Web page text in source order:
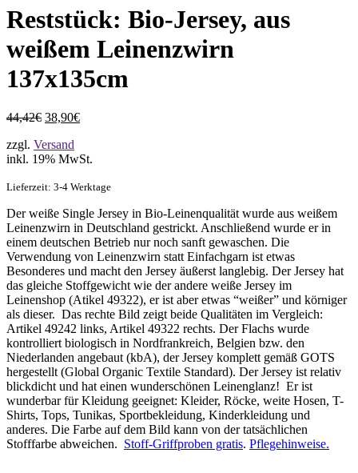
Reststück: Bio-Jersey, aus
weißem Leinenzwirn
137x135cm
44,42€ 38,90€
zzgl. Versand
inkl. 19% MwSt.
Lieferzeit: 3-4 Werktage
Der weiße Single Jersey in Bio-Leinenqualität wurde aus weißem
Leinenzwirn in Deutschland gestrickt. Anschließend wurde er in
einem deutschen Betrieb nur noch sanft gewaschen. Die
Verwendung von Leinenzwirn statt Einfachgarn ist etwas
Besonderes und macht den Jersey äußerst langlebig. Der Jersey hat
das gleiche Stoffgewicht wie der andere weiße Jersey im
Leinenshop (Atikel 49322), er ist aber etwas “weißer” und körniger
als dieser. Das rechte Bild zeigt beide Qualitäten im Vergleich:
Artikel 49242 links, Artikel 49322 rechts. Der Flachs wurde
kontrolliert biologisch in Nordfrankreich, Belgien bzw. den
Niederlanden angebaut (kbA), der Jersey komplett gemäß GOTS
hergestellt (Global Organic Textile Standard). Der Jersey ist relativ
blickdicht und hat einen wunderschönen Leinenglanz! Er ist
wunderbar für Kleidung geeignet: Kleider, Röcke, weite Hosen, T-
Shirts, Tops, Tunikas, Sportbekleidung, Kinderkleidung und
anderes. Die Farbe auf dem Bild kann von der tatsächlichen
Stofffarbe abweichen. Stoff-Griffproben gratis. Pflegehinweise.